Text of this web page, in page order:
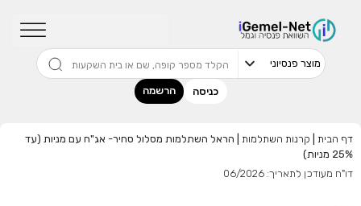
כניסה הרשמה
דף הבית קרנות השתלמות
הראל השתלמות מסלול סחיר- אג"ח עם מניות (עד
25% מניות)
דו"ח מעודכן לתאריך: 06/2026
שדרגו למסלול המוביל בתשואה בליווי
מתכנן פיננסי (ללא עלות), השאירו פרטים: